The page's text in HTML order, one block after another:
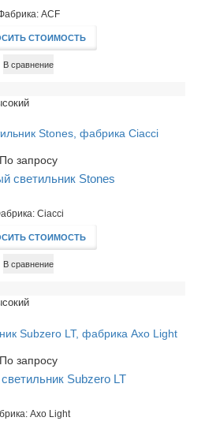
ACF
СТОИМОСТЬ
В сравнение
По запросу
светильник Stones
Ciacci
СТОИМОСТЬ
В сравнение
По запросу
Subzero LT
Axo Light